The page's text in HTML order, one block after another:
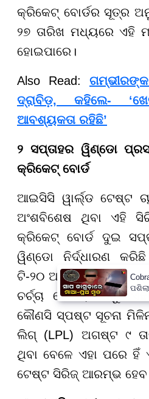
କ୍ରିକେଟ୍ ବୋର୍ଡର ସୂତ୍ର
୨୭ ତାରିଖ ମଧ୍ୟରେ ଏହି
ହୋଇପାରେ।
Also Read:
ଦ୍ରାବିଡ଼, କହିଲେ-
ଆବଶ୍ୟକତା ରହିଛି’
୨ ସପ୍ତାହର ୱିଣ୍ଡୋ
କ୍ରିକେଟ୍ ବୋର୍ଡ
ଆଇସିସି ୱାର୍ଲ୍ଡ ଟେଷ୍ଟ
ଅଂଶବିଶେଷ ଥିବା ଏହି
କ୍ରିକେଟ୍ ବୋର୍ଡ ଦୁଇ
ୱିଣ୍ଡୋ ନିର୍ଦ୍ଧାରଣ
ଟି-୨୦ ଆନ୍ତର୍ଜାତୀୟ ମ୍ୟାଚ୍
ଚର୍ଚ୍ଚା ହେଉଛି, କିନ୍ତୁ
କୌଣସି ସ୍ପଷ୍ଟ ସୂଚନା
ଲିଗ୍ (LPL) ଅଗଷ୍ଟ ୯
ଥିବା ବେଳେ ଏହା ପରେ ହିଁ
ଟେଷ୍ଟ ସିରିଜ୍ ଆରମ୍ଭ